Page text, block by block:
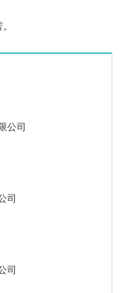
公司
司
司